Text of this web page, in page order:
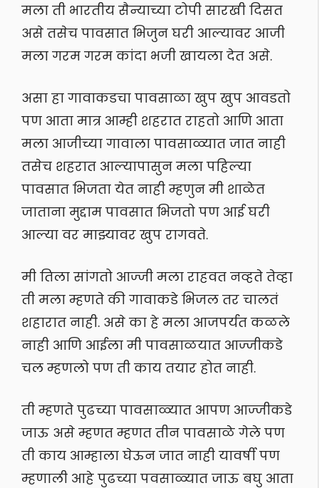
मला ती भारतीय सैन्याच्या टोपी सारखी दिसत
असे तसेच पावसात भिजुन घरी आल्यावर आजी
मला गरम गरम कांदा भजी खायला देत असे.
असा हा गावाकडचा पावसाळा खुप खुप आवडतो
पण आता मात्र आम्ही शहरात राहतो आणि आता
मला आजीच्या गावाला पावसाळ्यात जात नाही
तसेच शहरात आल्यापासुन मला पहिल्या
पावसात भिजता येत नाही म्हणुन मी शाळेत
जाताना मुद्दाम पावसात भिजतो पण आई घरी
आल्या वर माझ्यावर खुप रागवते.
मी तिला सांगतो आज्जी मला राहवत नव्हते तेव्हा
ती मला म्हणते की गावाकडे भिजल तर चालतं
शहारात नाही. असे का हे मला आजपर्यत कळले
नाही आणि आईला मी पावसाळयात आज्जीकडे
चल म्हणलो पण ती काय तयार होत नाही.
ती म्हणते पुढच्या पावसाळ्यात आपण आज्जीकडे
जाऊ असे म्हणत म्हणत तीन पावसाळे गेले पण
ती काय आम्हाला घेऊन जात नाही यावर्षी पण
म्हणाली आहे पुढच्या पवसाळ्यात जाऊ बघु आता